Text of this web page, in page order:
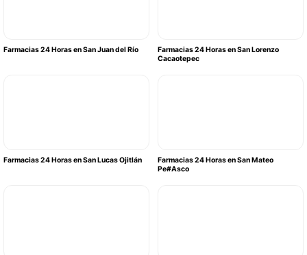
Farmacias 24 Horas en San Juan del Río
Farmacias 24 Horas en San Lorenzo
Cacaotepec
Farmacias 24 Horas en San Lucas Ojitlán
Farmacias 24 Horas en San Mateo
Pe#Asco